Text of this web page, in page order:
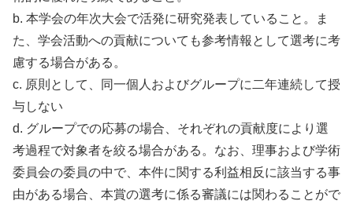
b. 本学会の年次大会で活発に研究発表していること。ま
た、学会活動への貢献についても参考情報として選考に考
慮する場合がある。
c. 原則として、同一個人およびグループに二年連続して授
与しない
d. グループでの応募の場合、それぞれの貢献度により選
考過程で対象者を絞る場合がある。なお、理事および学術
委員会の委員の中で、本件に関する利益相反に該当する事
由がある場合、本賞の選考に係る審議には関わることがで